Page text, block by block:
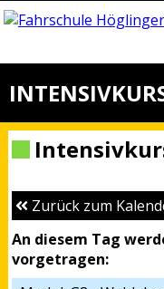
Zurück zum
An diesem Tag
vorgetragen: